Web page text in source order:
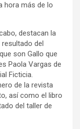
hora más de lo
destacan la
del
son Gallo que
Paola Vargas de
Ficticia.
de la revista
así como el libro
del taller de